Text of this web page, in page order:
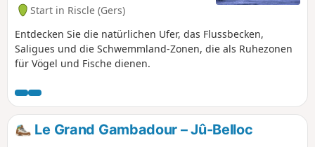
Start in Riscle (Gers)
Entdecken Sie die natürlichen Ufer, das Flussbecken,
Saligues und die Schwemmland-Zonen, die als Ruhezonen
für Vögel und Fische dienen.
Le Grand Gambadour – Jû-Belloc